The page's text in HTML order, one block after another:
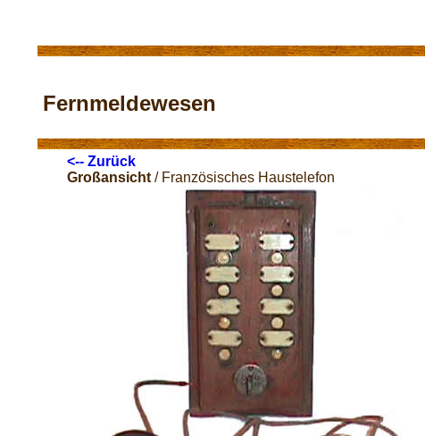
Fernmeldewesen
<-- Zurück
Großansicht/ Französisches Haustelefon